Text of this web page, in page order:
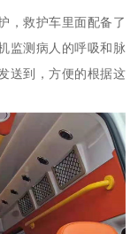
，救护车里面配备了
监测病人的呼吸和脉
送到，方便的根据这